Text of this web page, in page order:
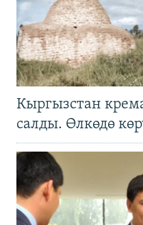
Кыргызстан
салды. Өлкөдө